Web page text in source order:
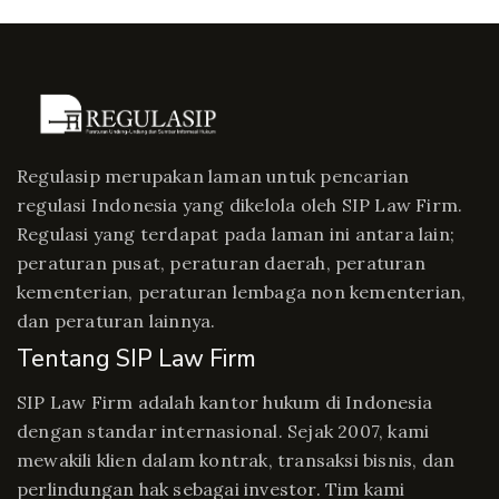
Regulasip merupakan laman untuk pencarian
regulasi Indonesia yang dikelola oleh SIP Law Firm.
Regulasi yang terdapat pada laman ini antara lain;
peraturan pusat, peraturan daerah, peraturan
kementerian, peraturan lembaga non kementerian,
dan peraturan lainnya.
Tentang SIP Law Firm
SIP Law Firm adalah kantor hukum di Indonesia
dengan standar internasional. Sejak 2007, kami
mewakili klien dalam kontrak, transaksi bisnis, dan
perlindungan hak sebagai investor. Tim kami